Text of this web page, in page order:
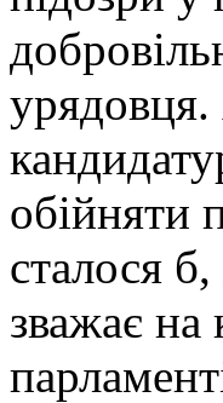
урядовця.
обійняти
сталося
зважає на